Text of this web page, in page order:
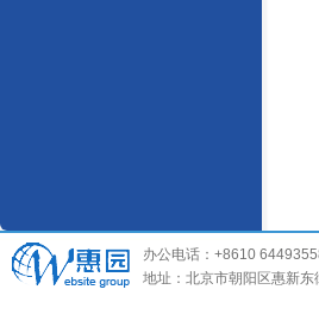
办公电话：+8610
地址：北京市朝阳区惠新